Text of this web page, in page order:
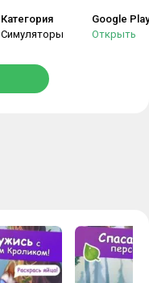
Категория
Симуляторы
Google Play
Открыть